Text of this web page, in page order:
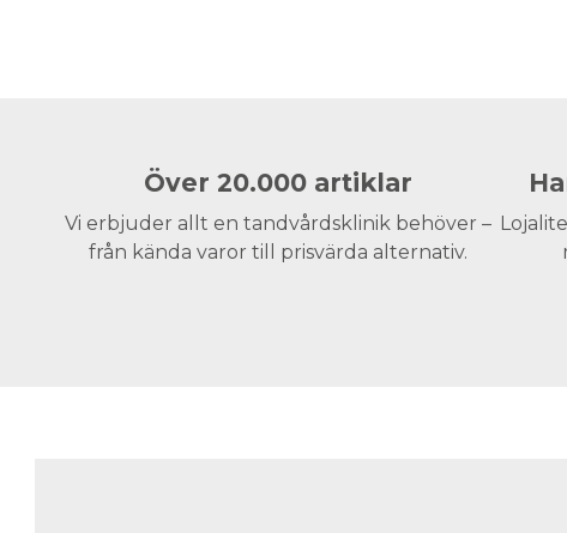
Över 20.000 artiklar
Vi erbjuder allt en tandvårdsklinik behöver –
från kända varor till prisvärda alternativ.